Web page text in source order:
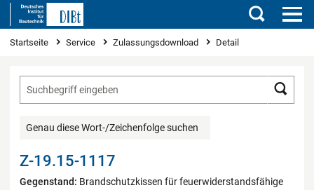
Suchen
Sie sind hier
Startseite Service Zulassungsdownload Detail
Genau diese Wort-/Zeichenfolge suchen
Z-19.15-1117
Gegenstand: Brandschutzkissen für feuerwiderstandsfähige